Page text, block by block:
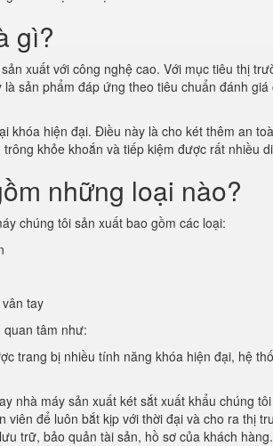
gì?
xuất với công nghệ cao. Với mục tiêu thị
sản phẩm đáp ứng theo tiêu chuẩn đánh
khóa hiện đại. Điều này là cho két thêm an
khỏe khoắn và tiếp kiệm được rất nhiều
những loại nào?
chúng tôi sản xuất bao gồm các loại:
tay
tâm như:
trang bị nhiều tính năng khóa hiện đại, hệ
nhà máy sản xuất két sắt xuất khẩu chúng
để luôn bắt kịp với thời đại và cho ra thị
trữ, bảo quản tài sản, hồ sơ của khách hàng.